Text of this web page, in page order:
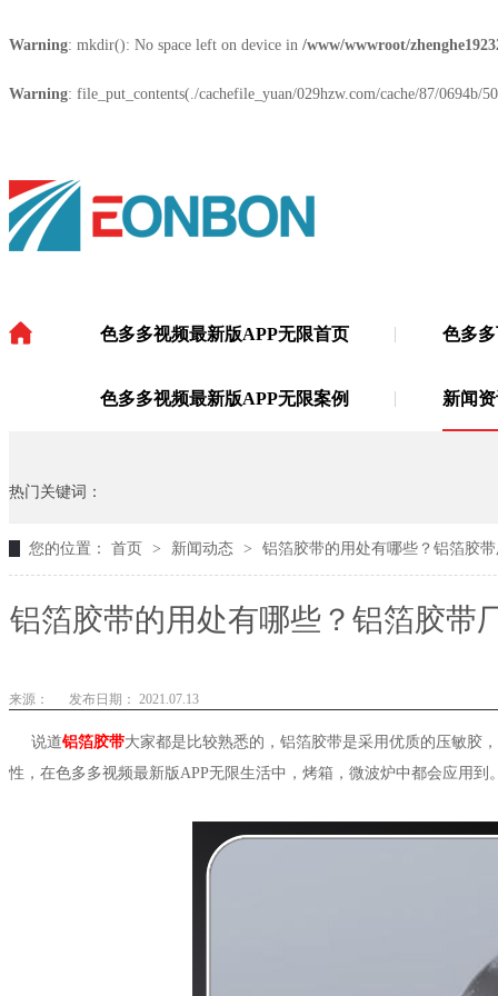
Warning: mkdir(): No space left on device in /www/wwwroot/
Warning: file_put_contents(./cachefile_yuan/029hzw.com/cache/87/
色多多视频最新版APP无限首页 色多
色多多视频最新版APP无限案例 新闻
热门关键词：
您的位置： 首页 > 新闻动态 > 铝箔胶带的用处有哪些？铝箔胶
铝箔胶带的用处有哪些？铝箔胶带
来源： 发布日期： 2021.07.13
说道铝箔胶带大家都是比较熟悉的，铝箔胶带是采用优质的压敏胶
性，在色多多视频最新版APP无限生活中，烤箱，微波炉中都会应用